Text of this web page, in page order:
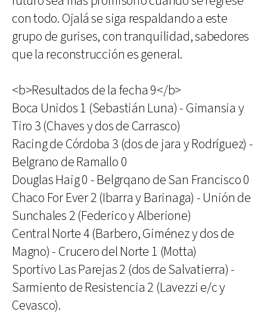
con todo. Ojalá se siga respaldando a este
grupo de gurises, con tranquilidad, sabedores
que la reconstrucción es general.
<b>Resultados de la fecha 9</b>
Boca Unidos 1 (Sebastián Luna) - Gimansia y
Tiro 3 (Chaves y dos de Carrasco)
Racing de Córdoba 3 (dos de jara y Rodríguez) -
Belgrano de Ramallo 0
Douglas Haig 0 - Belgrqano de San Francisco 0
Chaco For Ever 2 (Ibarra y Barinaga) - Unión de
Sunchales 2 (Federico y Alberione)
Central Norte 4 (Barbero, Giménez y dos de
Magno) - Crucero del Norte 1 (Motta)
Sportivo Las Parejas 2 (dos de Salvatierra) -
Sarmiento de Resistencia 2 (Lavezzi e/c y
Cevasco).